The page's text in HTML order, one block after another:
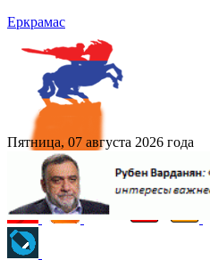
Еркрамас
Пятница, 07 августа 2026 года